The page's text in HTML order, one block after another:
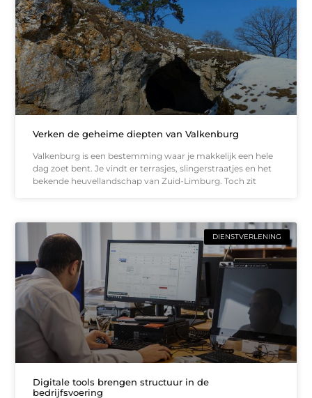
Verken de geheime diepten van Valkenburg
Valkenburg is een bestemming waar je makkelijk een hele
dag zoet bent. Je vindt er terrasjes, slingerstraatjes en het
bekende heuvellandschap van Zuid-Limburg. Toch zit
DIENSTVERLENING
Digitale tools brengen structuur in de
bedrijfsvoering